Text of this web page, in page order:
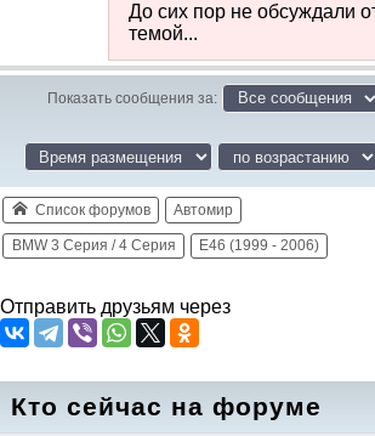
До сих пор не обсуждали
темой...
Показать сообщения за:
Список форумов Автомир
BMW 3 Серия / 4 Серия E46 (1999 - 2006)
Отправить друзьям через
Кто сейчас на форуме